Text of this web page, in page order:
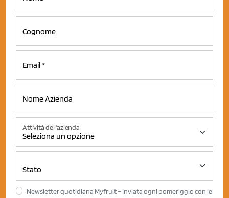
Attività dell'azienda
Newsletter quotidiana Myfruit – inviata ogni pomeriggio con le